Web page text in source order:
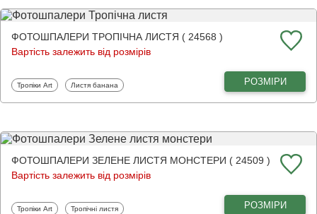
ФОТОШПАЛЕРИ ТРОПІЧНА ЛИСТЯ ( 24568 )
Вартість залежить від розмірів
Фотошпалери
Тропіки Art Фотошпалери
Листя банана РОЗМІРИ
ФОТОШПАЛЕРИ ЗЕЛЕНЕ ЛИСТЯ МОНСТЕРИ ( 24509 )
Вартість залежить від розмірів
Фотошпалери
Тропіки Art Фотошпалери
Тропічні листя РОЗМІРИ